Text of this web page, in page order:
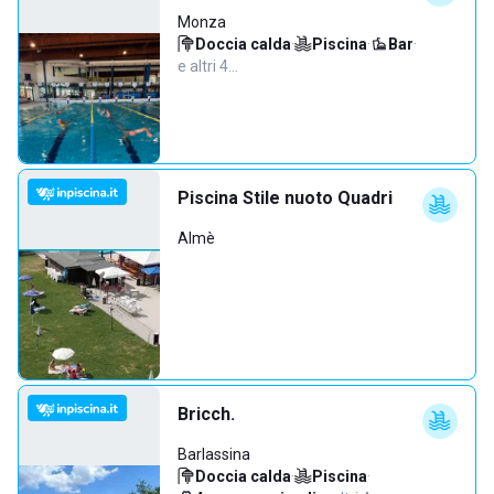
Monza
Doccia calda· Piscina· Bar·
e altri 4…
Piscina Stile nuoto Quadri
Almè
Bricch.
Barlassina
Doccia calda· Piscina·